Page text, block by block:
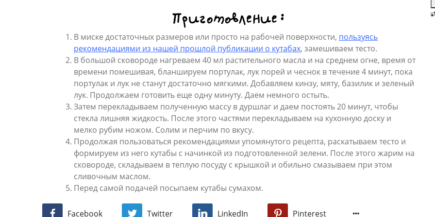
Приготовление:
В миске достаточных размеров или просто на рабочей поверхности, пользуясь
рекомендациями из нашей прошлой публикации о кутабах, замешиваем тесто.
В большой сковороде нагреваем 40 мл растительного масла и на среднем огне, время от
времени помешивая, бланшируем портулак, лук порей и чеснок в течение 4 минут, пока
портулак и лук не станут достаточно мягкими. Добавляем кинзу, мяту, базилик и зеленый
лук. Продолжаем готовить еще одну минуту. Даем немного остыть.
Затем перекладываем полученную массу в дуршлаг и даем постоять 20 минут, чтобы
стекла лишняя жидкость. После этого частями перекладываем на кухонную доску и
мелко рубим ножом. Солим и перчим по вкусу.
Продолжая пользоваться рекомендациями упомянутого рецепта, раскатываем тесто и
формируем из него кутабы с начинкой из подготовленной зелени. После этого жарим на
сковороде, складываем в теплую посуду с крышкой и обильно смазываем при этом
сливочным маслом.
Перед самой подачей посыпаем кутабы сумахом.
Facebook Twitter LinkedIn Pinterest